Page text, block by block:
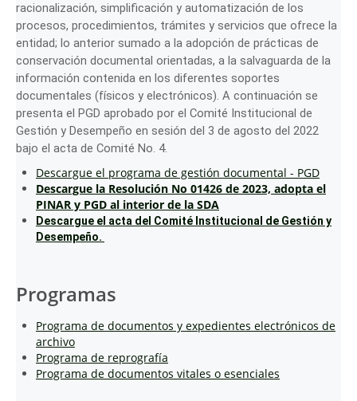
racionalización, simplificación y automatización de los
procesos, procedimientos, trámites y servicios que ofrece la
entidad; lo anterior sumado a la adopción de prácticas de
conservación documental orientadas, a la salvaguarda de la
información contenida en los diferentes soportes
documentales (físicos y electrónicos). A continuación se
presenta el PGD aprobado por el Comité Institucional de
Gestión y Desempeño en sesión del 3 de agosto del 2022
bajo el acta de Comité No. 4.
Descargue el programa de gestión documental - PGD
Descargue la Resolución No 01426 de 2023, adopta el
PINAR y PGD al interior de la SDA
Descargue el acta del Comité Institucional de Gestión y
Desempeño.
Programas
Programa de documentos y expedientes electrónicos de
archivo
Programa de reprografía
Programa de documentos vitales o esenciales